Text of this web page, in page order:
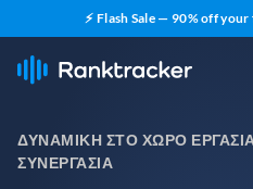
⚡ Flash Sale — 90% off
ΔΥΝΑΜΙΚΉ ΣΤΟ ΧΏΡΟ
ΣΥΝΕΡΓΑΣΊΑ